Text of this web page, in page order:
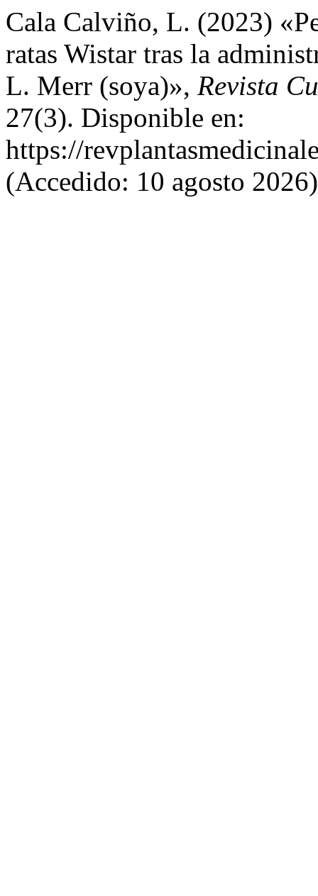
Cala Calviño, L. (2023)
ratas Wistar tras la
L. Merr (soya)», Revista
27(3). Disponible en:
https://
(Accedido: 10 agosto